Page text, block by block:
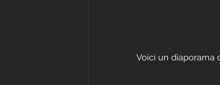
Voici un diaporama